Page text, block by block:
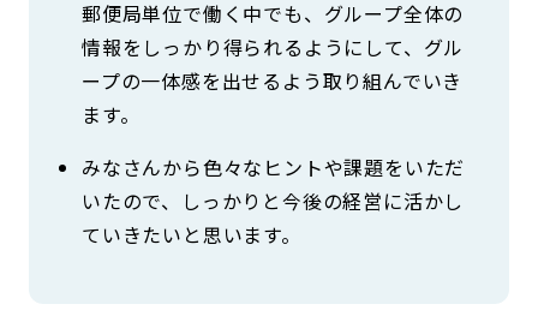
郵便局単位で働く中でも、グループ全体の
情報をしっかり得られるようにして、グル
ープの一体感を出せるよう取り組んでいき
ます。
みなさんから色々なヒントや課題をいただ
いたので、しっかりと今後の経営に活かし
ていきたいと思います。